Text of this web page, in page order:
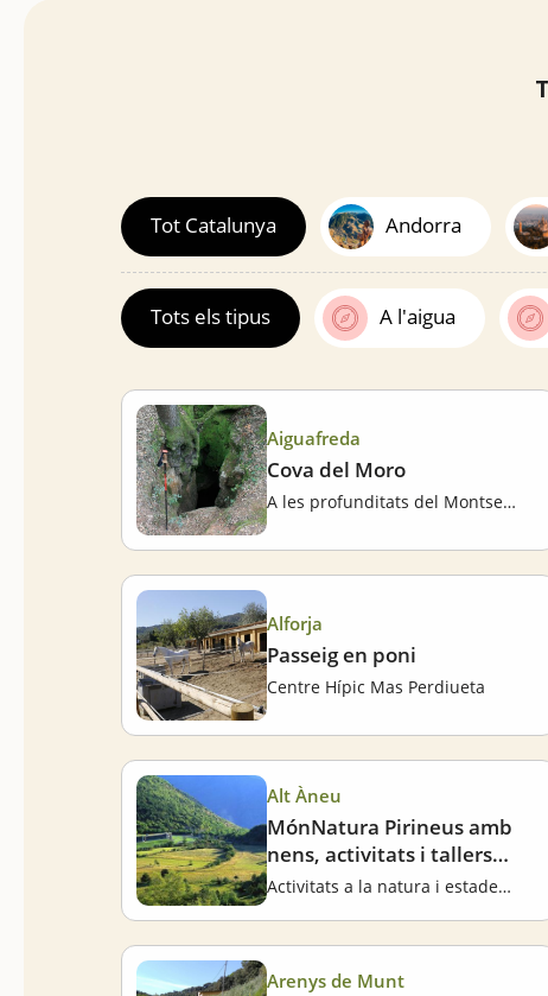
Tot Catalunya Andorra
Tots els tipus A l'aigua
Aiguafreda
Cova del Moro
A les profunditats del Montseny
Alforja
Passeig en poni
Centre Hípic Mas Perdiueta
Alt Àneu
MónNatura Pirineus amb
nens, activitats i tallers
familiars
Activitats a la natura i estades en família
Arenys de Munt